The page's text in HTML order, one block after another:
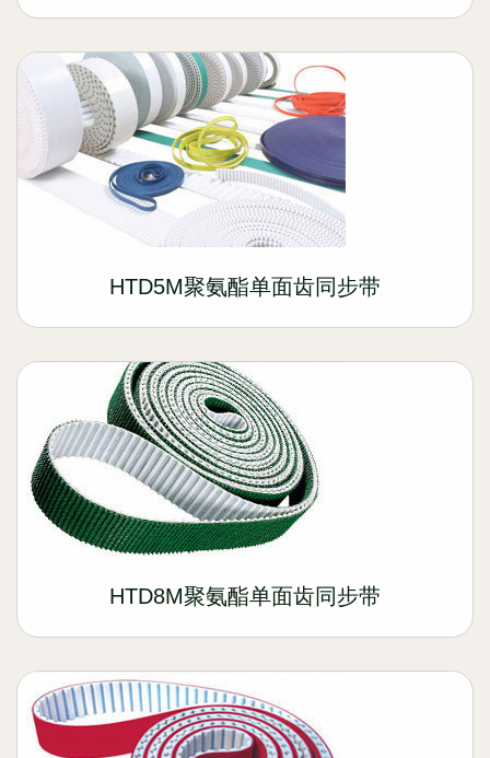
HTD5M聚氨酯单面齿同步带
HTD8M聚氨酯单面齿同步带